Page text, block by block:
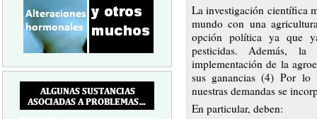
La investigación científica
mundo con una
opción política ya que
pesticidas. Además,
implementación de la
sus ganancias (4) Por lo
nuestras demandas se
En particular, deben: